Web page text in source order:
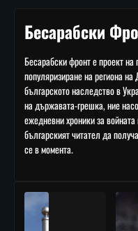
Бесарабски
Бесарабски фронт е проект на
популяризиране на региона
българското наследство в
на държавата-грешка, ние
ежедневни хроники за
българският читател да
се в момента.